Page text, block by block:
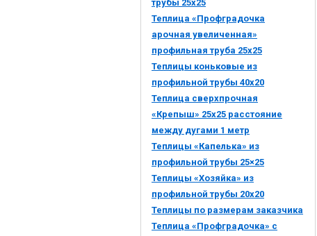
трубы 25х25
Теплица «Профградочка
арочная увеличенная»
профильная труба 25х25
Теплицы коньковые из
профильной трубы 40х20
Теплица сверхпрочная
«Крепыш» 25х25 расстояние
между дугами 1 метр
Теплицы «Капелька» из
профильной трубы 25×25
Теплицы «Хозяйка» из
профильной трубы 20х20
Теплицы по размерам заказчика
Теплица «Профградочка» с